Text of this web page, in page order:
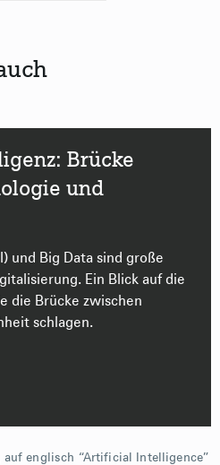
Brücke
und
und Big Data sind große
Ein Blick auf die
die Brücke zwischen
schlagen.
englisch “Artificial Intelligence”